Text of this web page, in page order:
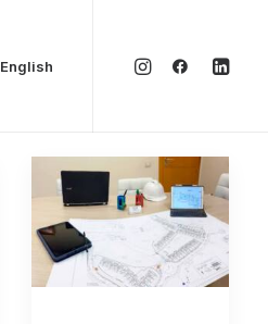
English